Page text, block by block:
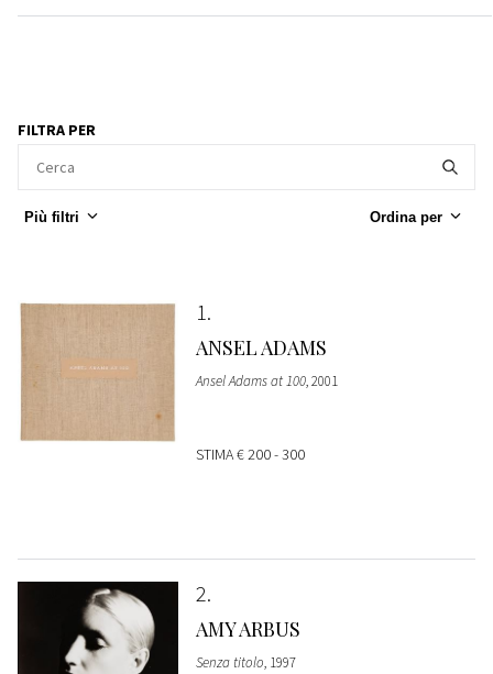
FILTRA PER
Più filtri Ordina per
1
ANSEL ADAMS
Ansel Adams at 100, 2001
STIMA€ 200 - 300
2
AMY ARBUS
Senza titolo, 1997